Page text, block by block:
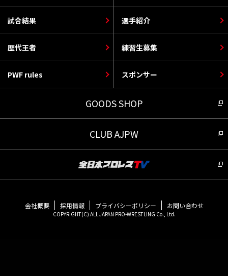
選手紹介
PWF rules
歴代王者
スポンサー
試合結果
練習生募集
GOODS SHOP
CLUB AJPW
会社概要 採用情報 プライバシーポリシー お問い合わせ
COPYRIGHT(C) ALL JAPAN PRO-WRESTLING Co., Ltd.